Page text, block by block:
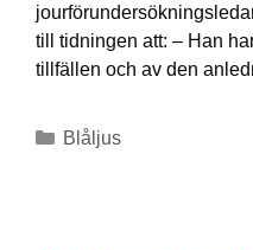
till tidningen att: – Han
tillfällen och av den
Blåljus